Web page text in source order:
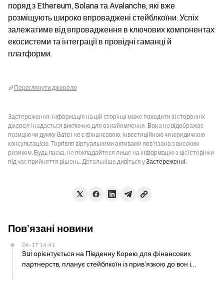
поряд з Ethereum, Solana та Avalanche, які вже
розміщують широко впроваджені стейблкоїни. Успіх
залежатиме від впровадження в ключових компонентах
екосистеми та інтеграції в провідні гаманці й
платформи.
Переглянути джерело
Застереження: інформація на цій сторінці може походити зі сторонніх
джерел і надається виключно для ознайомлення. Вона не відображає
позицію чи думку Gate і не є фінансовою, інвестиційною чи юридичною
консультацією. Торгівля віртуальними активами пов’язана з високим
ризиком. Будь ласка, не покладайтеся лише на інформацію з цієї сторінки
під час прийняття рішень. Детальніше дивіться уЗастереженні.
Пов’язані новини
04-17 14:41
Sui орієнтується на Південну Корею для фінансових
партнерств, планує стейблкоїн із прив’язкою до вон і